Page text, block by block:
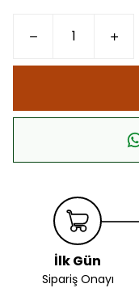
İlk Gün
Sipariş Onayı